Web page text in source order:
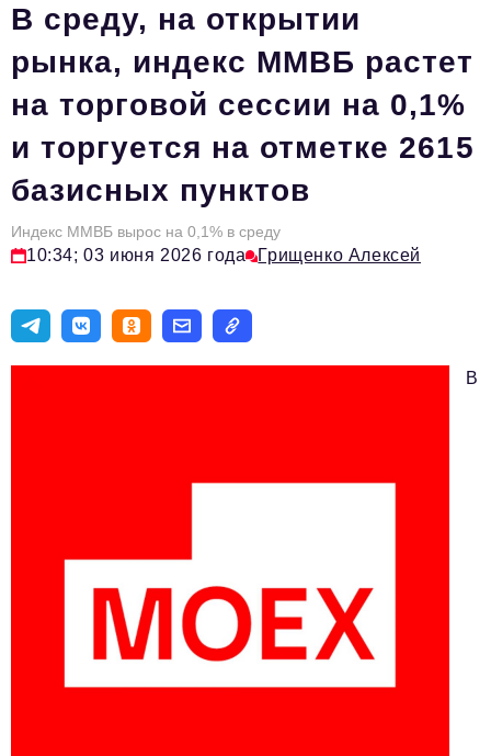
HR
Персона номера
Юридический практикум
Стиль жизни
Туризм
Импортозамещение
Эксперты
Электронные почты редакции:
reklama@business-magazine.online
Отдел распространения/редакционная подписка
podpiska@business-magazine.online
Отдел по работе с партнерами
В среду, на открытии
рынка, индекс ММВБ растет
на торговой сессии на 0,1%
и торгуется на отметке 2615
базисных пунктов
Индекс ММВБ вырос на 0,1% в среду
10:34; 03 июня 2026 года Грищенко Алексей
В